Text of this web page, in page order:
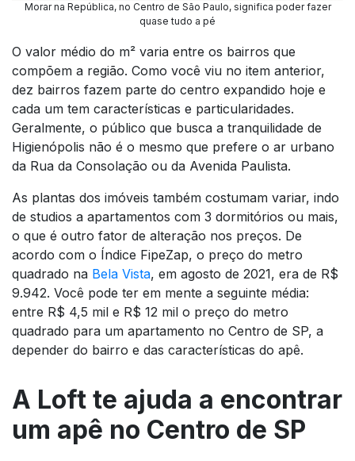
Morar na República, no Centro de São Paulo, significa poder fazer
quase tudo a pé
O valor médio do m² varia entre os bairros que
compõem a região. Como você viu no item anterior,
dez bairros fazem parte do centro expandido hoje e
cada um tem características e particularidades.
Geralmente, o público que busca a tranquilidade de
Higienópolis não é o mesmo que prefere o ar urbano
da Rua da Consolação ou da Avenida Paulista.
As plantas dos imóveis também costumam variar, indo
de studios a apartamentos com 3 dormitórios ou mais,
o que é outro fator de alteração nos preços. De
acordo com o Índice FipeZap, o preço do metro
quadrado na Bela Vista, em agosto de 2021, era de R$
9.942. Você pode ter em mente a seguinte média:
entre R$ 4,5 mil e R$ 12 mil o preço do metro
quadrado para um apartamento no Centro de SP, a
depender do bairro e das características do apê.
A Loft te ajuda a encontrar
um apê no Centro de SP